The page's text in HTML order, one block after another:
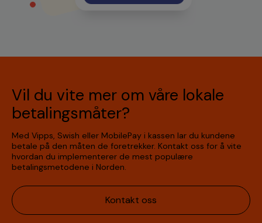
Vil du vite mer om våre lokale
betalingsmåter?
Med Vipps, Swish eller MobilePay i kassen lar du kundene
betale på den måten de foretrekker. Kontakt oss for å vite
hvordan du implementerer de mest populære
betalingsmetodene i Norden.
Kontakt oss